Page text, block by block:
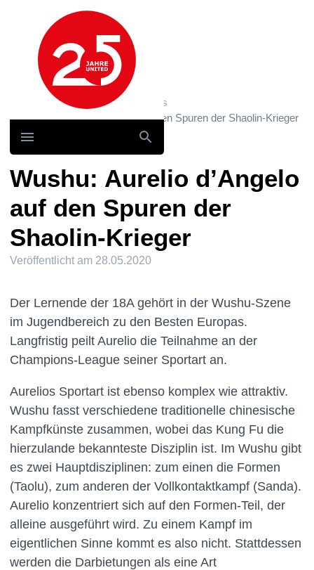
Hauptnavigation
News und Storys / News
Wushu: Aurelio d’Angelo auf den Spuren der Shaolin-Krieger
Wushu: Aurelio d’Angelo
auf den Spuren der
Shaolin-Krieger
Veröffentlicht am 28.05.2020
Der Lernende der 18A gehört in der Wushu-Szene
im Jugendbereich zu den Besten Europas.
Langfristig peilt Aurelio die Teilnahme an der
Champions-League seiner Sportart an.
Aurelios Sportart ist ebenso komplex wie attraktiv.
Wushu fasst verschiedene traditionelle chinesische
Kampfkünste zusammen, wobei das Kung Fu die
hierzulande bekannteste Disziplin ist. Im Wushu gibt
es zwei Hauptdisziplinen: zum einen die Formen
(Taolu), zum anderen der Vollkontaktkampf (Sanda).
Aurelio konzentriert sich auf den Formen-Teil, der
alleine ausgeführt wird. Zu einem Kampf im
eigentlichen Sinne kommt es also nicht. Stattdessen
werden die Darbietungen als eine Art